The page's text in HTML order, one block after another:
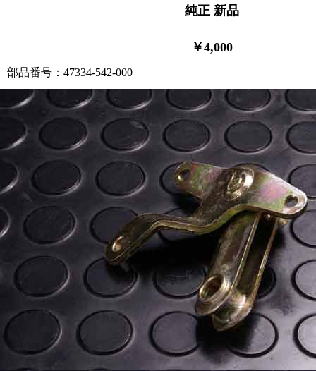
純正 新品
￥4,000
部品番号：47334-542-000